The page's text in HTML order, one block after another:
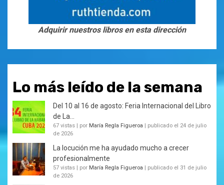
Adquirir nuestros libros en esta dirección
Lo más leído de la semana
Del 10 al 16 de agosto: Feria Internacional del Libro
de La...
67 vistas | por María Regla Figueroa | publicado el 24 de julio
de 2026
La locución me ha ayudado mucho a crecer
profesionalmente
57 vistas | por María Regla Figueroa | publicado el 31 de julio
de 2026